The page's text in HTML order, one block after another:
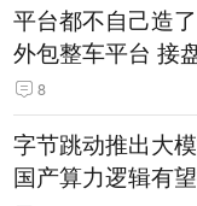
平台都不自己造
外包整车平台 接
8
字节跳动推出大
国产算力逻辑有